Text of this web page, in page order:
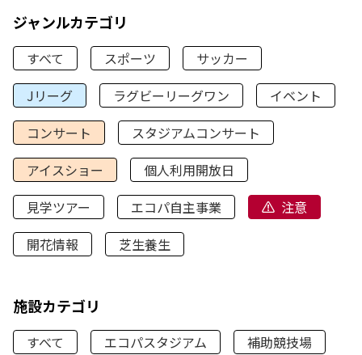
ジャンルカテゴリ
すべて スポーツ
サッカー
Jリーグ
ラグビーリーグワン
イベント
コンサート
スタジアムコンサート
アイスショー
個人利用開放日
見学ツアー
エコパ自主事業
注意
開花情報
芝生養生
施設カテゴリ
すべて エコパスタジアム
補助競技場